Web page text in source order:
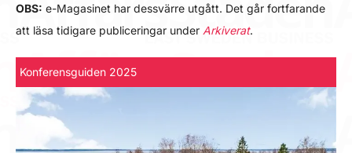
OBS: e-Magasinet har dessvärre utgått. Det går fortfarande
att läsa tidigare publiceringar under Arkiverat.
Konferensguiden 2025